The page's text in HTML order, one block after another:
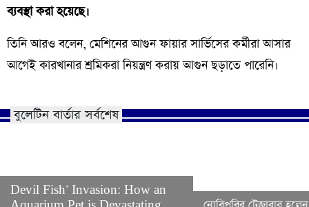
ব্যবস্থা করা হয়েছে।
তিনি আরও বলেন, মেশিনের আগুন ফায়ার সার্ভিসের কর্মীরা আসার
আগেই কারখানার শ্রমিকরা নিয়ন্ত্রণ করায় আগুন ছড়াতে পারেনি।
বুলেটিন বার্তার সর্বশেষ
Devil Fish’ Invasion: How an